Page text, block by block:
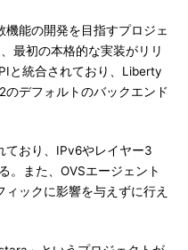
能の開発を目指すプロジェ
最初の本格的な実装がリリ
と統合されており、Liberty
デフォルトのバックエンド
おり、IPv6やレイヤー3
。また、OVSエージェント
ックに影響を与えずに行え